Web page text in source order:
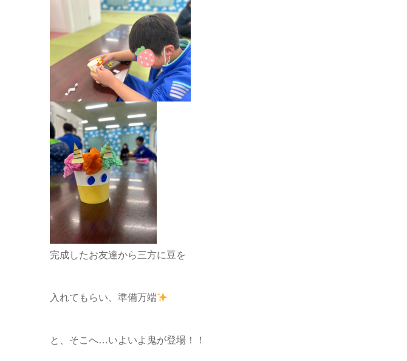
完成したお友達から三方に豆を
入れてもらい、準備万端
と、そこへ…いよいよ鬼が登場！！